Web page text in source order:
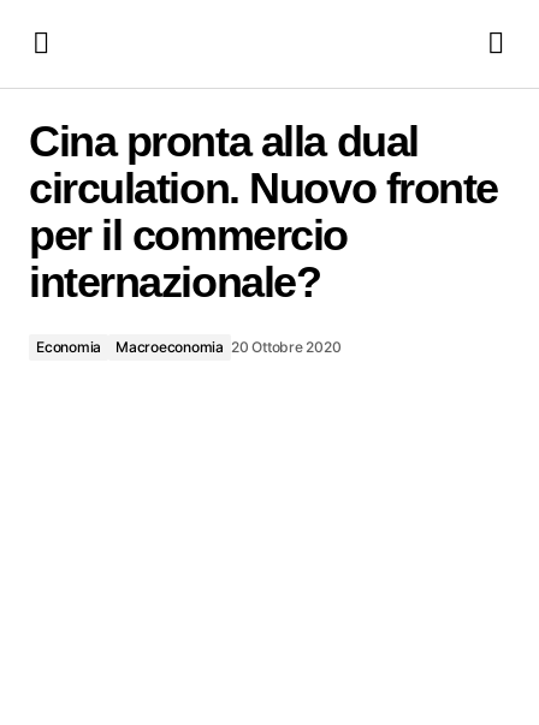
commercio internazionale?
Cina pronta alla dual
circulation. Nuovo fronte
per il commercio
internazionale?
Economia Macroeconomia 20 Ottobre 2020